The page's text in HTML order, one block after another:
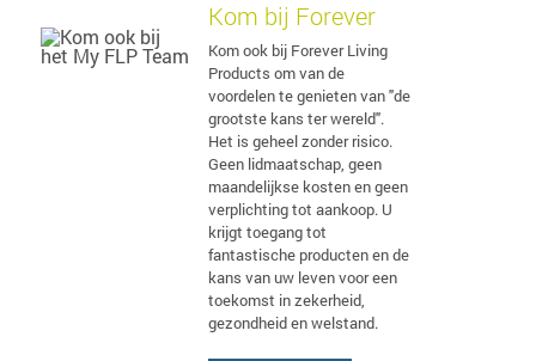
Kom bij Forever
Kom ook bij Forever Living
Products om van de
voordelen te genieten van "de
grootste kans ter wereld".
Het is geheel zonder risico.
Geen lidmaatschap, geen
maandelijkse kosten en geen
verplichting tot aankoop. U
krijgt toegang tot
fantastische producten en de
kans van uw leven voor een
toekomst in zekerheid,
gezondheid en welstand.